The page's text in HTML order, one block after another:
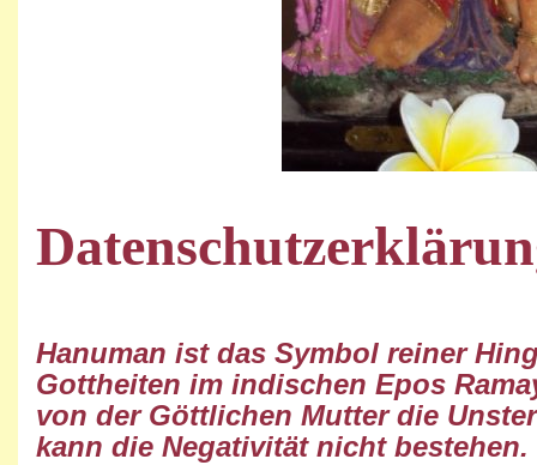
Hanuman ist das Symbol reiner
Gottheiten im indischen Epos
von der Göttlichen Mutter die
kann die Negativität nicht bestehen.